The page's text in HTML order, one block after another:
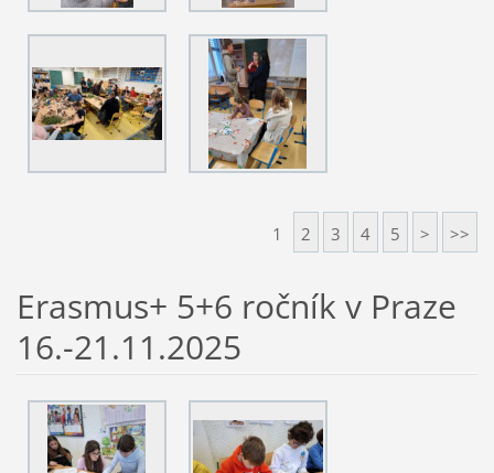
1 2 3 4 5 > >>
Erasmus+ 5+6 ročník v Praze
16.-21.11.2025